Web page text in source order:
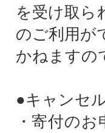
を受け取ら
のご利用が
かねますの
●キャンセ
・寄付の